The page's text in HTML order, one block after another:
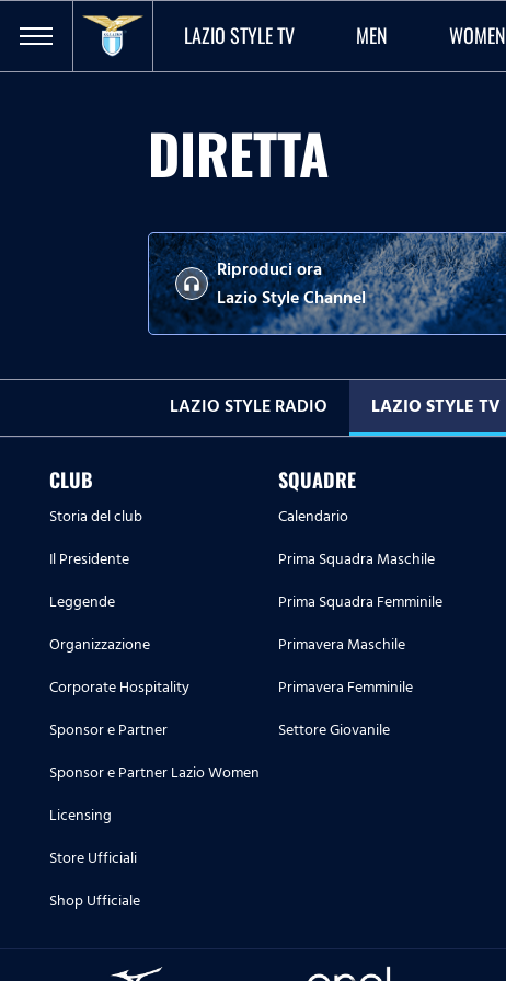
LAZIO STYLE TV MEN WOMEN
DIRETTA
headphones
Riproduci ora
Lazio Style Channel
LAZIO STYLE RADIO LAZIO STYLE TV
CLUB
Storia del club
Il Presidente
Leggende
Organizzazione
Corporate Hospitality
Sponsor e Partner
Sponsor e Partner Lazio Women
Licensing
Store Ufficiali
Shop Ufficiale
SQUADRE
Calendario
Prima Squadra Maschile
Prima Squadra Femminile
Primavera Maschile
Primavera Femminile
Settore Giovanile